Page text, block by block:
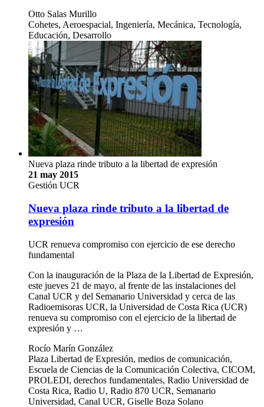
Otto Salas Murillo
Cohetes, Aeroespacial, Ingeniería, Mecánica, Tecnología,
Educación, Desarrollo
Nueva plaza rinde tributo a la libertad de expresión
21 may 2015
Gestión UCR
Nueva plaza rinde tributo a la libertad de
expresión
UCR renueva compromiso con ejercicio de ese derecho
fundamental
Con la inauguración de la Plaza de la Libertad de Expresión,
este jueves 21 de mayo, al frente de las instalaciones del
Canal UCR y del Semanario Universidad y cerca de las
Radioemisoras UCR, la Universidad de Costa Rica (UCR)
renueva su compromiso con el ejercicio de la libertad de
expresión y …
Rocío Marín González
Plaza Libertad de Expresión, medios de comunicación,
Escuela de Ciencias de la Comunicación Colectiva, CICOM,
PROLEDI, derechos fundamentales, Radio Universidad de
Costa Rica, Radio U, Radio 870 UCR, Semanario
Universidad, Canal UCR, Giselle Boza Solano